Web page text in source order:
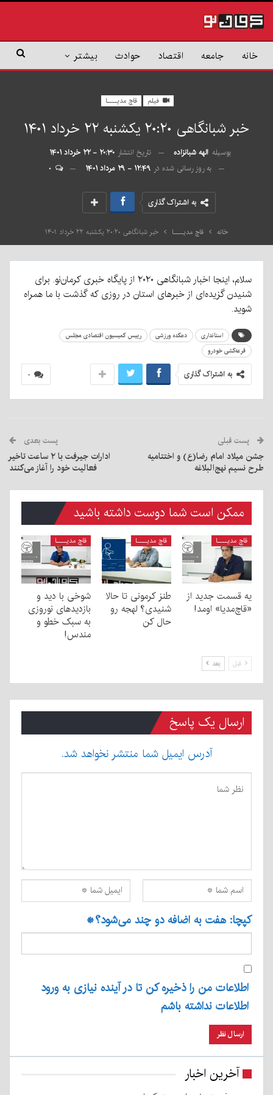
خانه جامعه اقتصاد حوادث بیشتر
فیلم قاچ مدیــــا
خبر شبانگاهی ٢۰:٢٠ یکشنبه ۲۲ خرداد ۱۴۰۱
بوسیله الهه شبانزاده تاریخ انتشار ۲۰:۳۰ - ۲۲ خرداد ۱۴۰۱
به روز رسانی شده در ۱۲:۴۹ - ۲۹ مرداد ۱۴۰۱
به اشتراک گذاری
خانه قاچ مدیــــا خبر شبانگاهی ٢۰:٢٠ یکشنبه ۲۲ خرداد ۱۴۰۱
سلام، اینجا اخبار شبانگاهی ۲۰۲۰ از پایگاه خبری کرمان‌نو. برای
شنیدن گزیده‌ای از خبرهای استان در روزی که گذشت با ما همراه
شوید.
استانداری دهکده ورزشی
رییس کمیسیون اقتصادی مجلس
قرعه‌کشی خودرو
۰ به اشتراک گذاری
پست قبلی
جشن میلاد امام رضا(ع) و اختتامیه
طرح نسیم نهج‌البلاغه
پست بعدی
ادارات جیرفت با ۲ ساعت تاخیر
فعالیت خود را آغاز می‌کنند
ممکن است شما دوست داشته باشید
قاچ مدیــــا
یه قسمت جدید از
«قاچ‌مدیا» اومد!
قاچ مدیــــا
طنز کرمونی تا حالا
شنیدی؟ لهجه رو
حال کن
قاچ مدیــــا
شوخی با دید و
بازدیدهای نوروزی
به سبک خطو و
مندس!
قبل بعد
ارسال یک پاسخ
آدرس ایمیل شما منتشر نخواهد شد.
کپچا: هفت به اضافه دو چند می‌شود؟*
اطلاعات من را ذخیره کن تا در آینده نیازی به ورود
اطلاعات نداشته باشم
آخرین اخبار